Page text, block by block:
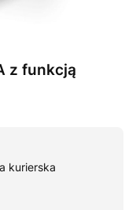
z funkcją
kurierska